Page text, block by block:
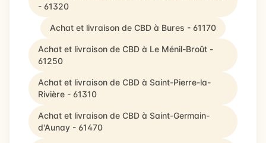
- 61320
Achat et livraison de CBD à Bures - 61170
Achat et livraison de CBD à Le Ménil-Broût -
61250
Achat et livraison de CBD à Saint-Pierre-la-
Rivière - 61310
Achat et livraison de CBD à Saint-Germain-
d'Aunay - 61470